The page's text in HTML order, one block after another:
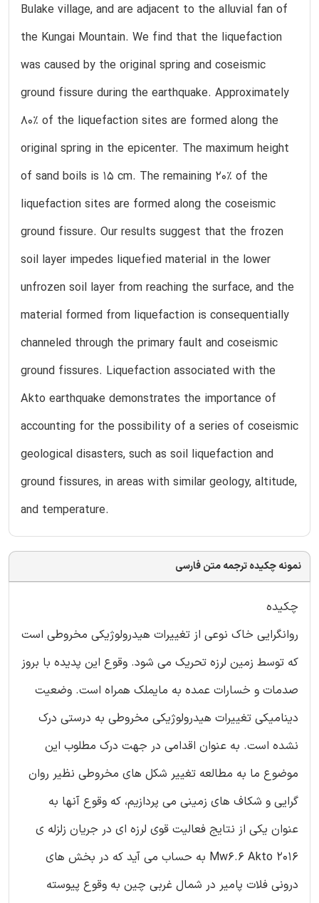
Bulake village, and are adjacent to the alluvial fan of
the Kungai Mountain. We find that the liquefaction
was caused by the original spring and coseismic
ground fissure during the earthquake. Approximately
80% of the liquefaction sites are formed along the
original spring in the epicenter. The maximum height
of sand boils is 15 cm. The remaining 20% of the
liquefaction sites are formed along the coseismic
ground fissure. Our results suggest that the frozen
soil layer impedes liquefied material in the lower
unfrozen soil layer from reaching the surface, and the
material formed from liquefaction is consequentially
channeled through the primary fault and coseismic
ground fissures. Liquefaction associated with the
Akto earthquake demonstrates the importance of
accounting for the possibility of a series of coseismic
geological disasters, such as soil liquefaction and
ground fissures, in areas with similar geology, altitude,
and temperature.
نمونه چکیده ترجمه متن فارسی
چکیده
روانگرایی خاک نوعی از تغییرات هیدرولوژیکی مخروطی است
که توسط زمین لرزه تحریک می شود. وقوع این پدیده با بروز
صدمات و خسارات عمده به مایملک همراه است. وضعیت
دینامیکی تغییرات هیدرولوژیکی مخروطی به درستی درک
نشده است. به عنوان اقدامی در جهت درک مطلوب این
موضوع ما به مطالعه تغییر شکل های مخروطی نظیر روان
گرایی و شکاف های زمینی می پردازیم، که وقوع آنها به
عنوان یکی از نتایج فعالیت قوی لرزه ای در جریان زلزله ی
2016 Mw6.6 Akto به حساب می آید که در بخش های
درونی فلات پامیر در شمال غربی چین به وقوع پیوسته